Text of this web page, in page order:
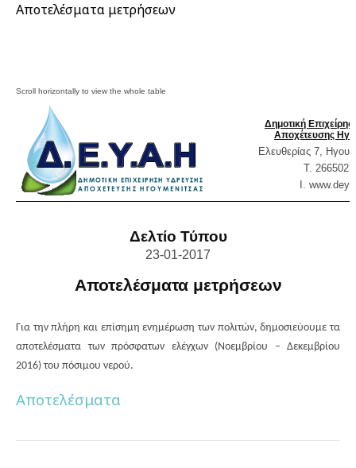
Αποτελέσματα μετρήσεων
Δημοτική
Αποχέτευσης
Ελευθερίας 7,
T.
Ι. www.
Δελτίο Τύπου
23-01-2017
Αποτελέσματα μετρήσεων
Για την πλήρη και επίσημη ενημέρωση των πολιτών, δημοσιεύουμε τα
αποτελέσματα των πρόσφατων ελέγχων (Νοεμβρίου – Δεκεμβρίου
2016) του πόσιμου νερού.
Αποτελέσματα